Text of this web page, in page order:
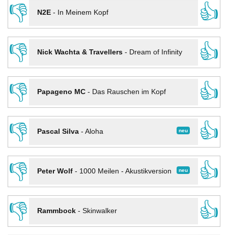
👎
N2E- In Meinem Kopf
👍
👎
Nick Wachta & Travellers- Dream of Infinity
👍
👎
Papageno MC- Das Rauschen im Kopf
👍
👎
neu
Pascal Silva- Aloha
👍
👎
neu
Peter Wolf- 1000 Meilen - Akustikversion
👍
👎
Rammbock- Skinwalker
👍